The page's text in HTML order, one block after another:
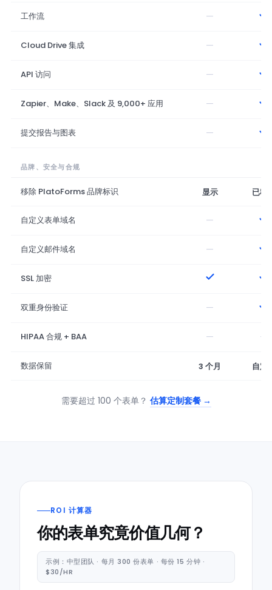
工作流 —
Cloud Drive 集成 —
API 访问 —
Zapier、Make、Slack 及 9,000+ 应用 —
提交报告与图表 —
品牌、安全与合规
移除 PlatoForms 品牌标识 显示 已移
自定义表单域名 —
自定义邮件域名 —
SSL 加密
双重身份验证 —
HIPAA 合规 + BAA — —
数据保留 3 个月 自定
需要超过 100 个表单？ 估算定制套餐 →
ROI 计算器
你的表单究竟价值几何？
示例：中型团队 · 每月 300 份表单 · 每份 15 分钟 ·
$30/HR